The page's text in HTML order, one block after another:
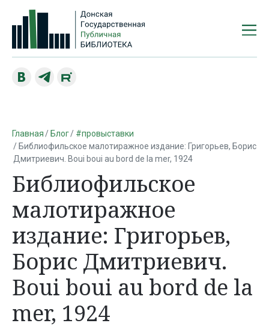
Главная Блог
#провыставки
Библиофильское малотиражное издание: Григорьев, Борис
Дмитриевич. Boui boui au bord de la mer, 1924
Библиофильское
малотиражное
издание: Григорьев,
Борис Дмитриевич.
Boui boui au bord de la
mer, 1924